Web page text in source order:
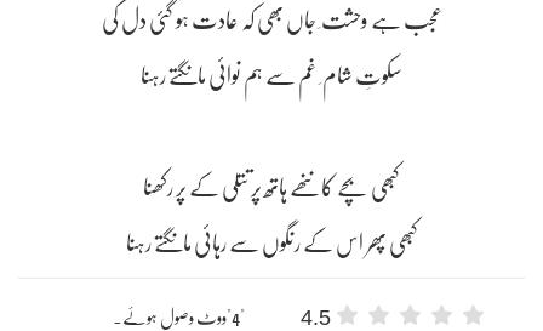
عجب ہے وحشت ِ جاں بھی کہ عادت ہو گئی دل کی
سکوتِ شام ِ غم سے ہم نوائی مانگتے رہنا
کبھی بچے کا ننھے ہاتھ پر تتلی کے پر رکھنا
کبھی پھر اس کے رنگوں سے رہائی مانگتے رہنا
4.5 "4"ووٹ وصول ہوئے۔